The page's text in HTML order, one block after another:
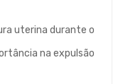
uterina durante o
na expulsão